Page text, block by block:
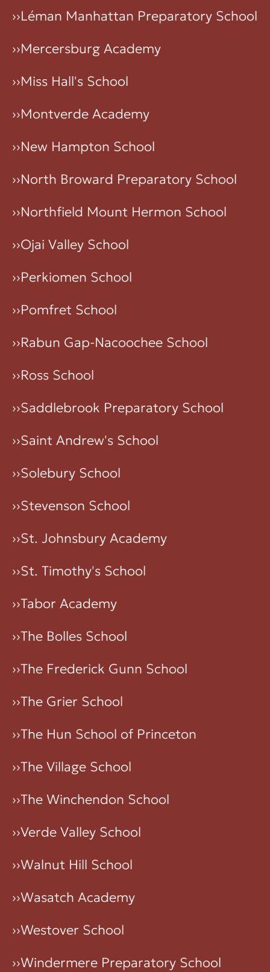
››Léman Manhattan Preparatory School
››Mercersburg Academy
››Miss Hall's School
››Montverde Academy
››New Hampton School
››North Broward Preparatory School
››Northfield Mount Hermon School
››Ojai Valley School
››Perkiomen School
››Pomfret School
››Rabun Gap-Nacoochee School
››Ross School
››Saddlebrook Preparatory School
››Saint Andrew's School
››Solebury School
››Stevenson School
››St. Johnsbury Academy
››St. Timothy's School
››Tabor Academy
››The Bolles School
››The Frederick Gunn School
››The Grier School
››The Hun School of Princeton
››The Village School
››The Winchendon School
››Verde Valley School
››Walnut Hill School
››Wasatch Academy
››Westover School
››Windermere Preparatory School